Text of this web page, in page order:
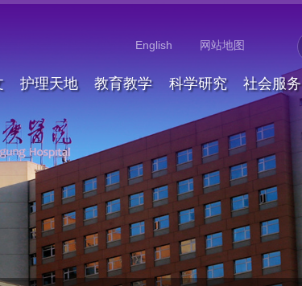
English 网站地图
护理天地 教育教学 科学研究 社会服务